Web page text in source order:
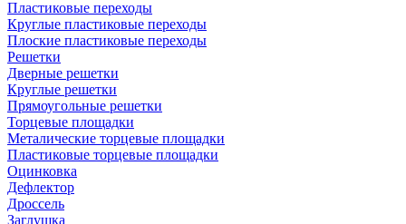
Пластиковые переходы
Круглые пластиковые переходы
Плоские пластиковые переходы
Решетки
Дверные решетки
Круглые решетки
Прямоугольные решетки
Торцевые площадки
Металические торцевые площадки
Пластиковые торцевые площадки
Оцинковка
Дефлектор
Дроссель
Заглушка